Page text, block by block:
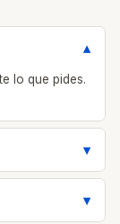
lo que pides.